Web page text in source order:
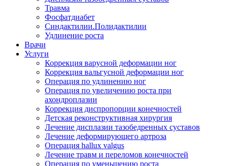
Травма
Фосфатдиабет
Синдактилии.Полидактилии
Удлинение роста
Врачи
Услуги
Коррекция варусной деформации ног
Коррекция вальгусной деформации ног
Операция по удлинению ног
Операция по увеличению роста при
ахондроплазии
Коррекция диспропорции конечностей
Детская реконструктивная хирургия
Лечение дисплазии тазобедренных суставов
Лечение деформирующего артроза
Операция hallux valgus
Лечение травм и переломов конечностей
Операция по уменьшению роста